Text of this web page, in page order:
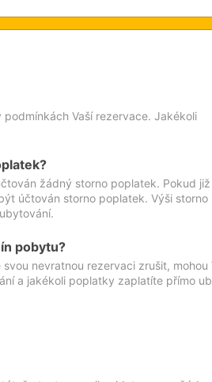
Vaší rezervace. Jakékoli
žádný storno poplatek. Pokud již
účtován storno poplatek. Výši storno
pobytu?
nevratnou rezervaci zrušit, mohou
a jakékoli poplatky zaplatíte přímo